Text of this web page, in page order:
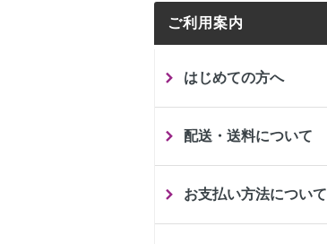
ご利用案内
はじめての方へ
配送・送料について
お支払い方法について